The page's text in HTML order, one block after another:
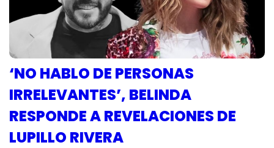
‘NO HABLO DE PERSONAS
IRRELEVANTES’, BELINDA
RESPONDE A REVELACIONES DE
LUPILLO RIVERA